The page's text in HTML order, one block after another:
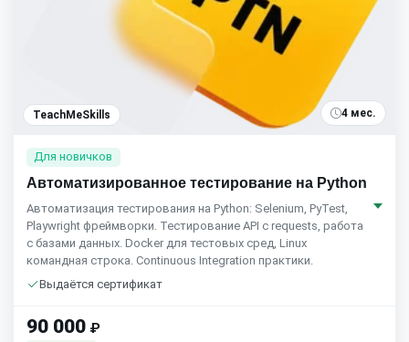
TeachMeSkills 4 мес.
Для новичков
Автоматизированное тестирование на Python
Автоматизация тестирования на Python: Selenium, PyTest,
Playwright фреймворки. Тестирование API с requests, работа
с базами данных. Docker для тестовых сред, Linux
командная строка. Continuous Integration практики.
Выдаётся сертификат
90 000 ₽